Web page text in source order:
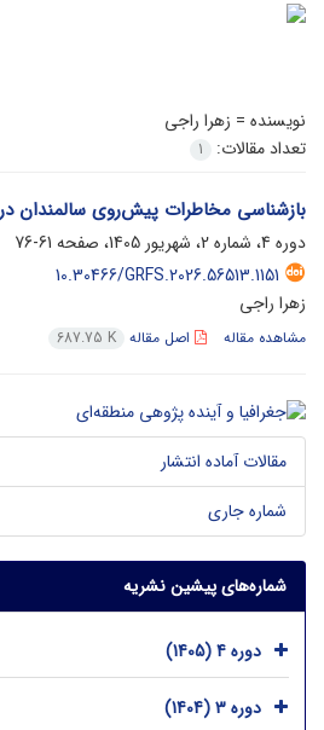
نویسنده = زهرا راجی
تعداد مقالات:
1
بازشناسی مخاطرات پیش‌روی سالمندان
دوره 4، شماره 2، شهریور 1405، صفحه
61-76
10.30466/GRFS.2026.56513.1151
زهرا راجی
مشاهده مقاله اصل مقاله 687.75 K
مقالات آماده انتشار
شماره جاری
شماره‌های پیشین نشریه
دوره 4 (1405)
دوره 3 (1404)